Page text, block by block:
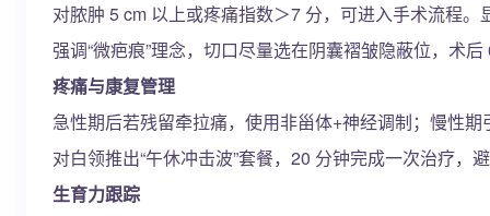
对脓肿 5 cm 以上或疼痛指数＞7 分，可进入手术流程
强调“微疤痕”理念，切口尽量选在阴囊褶皱隐蔽位，术
疼痛与康复管理
急性期后若残留牵拉痛，使用非甾体+神经调制；慢性
对白领推出“午休冲击波”套餐，20 分钟完成一次治疗，
生育力跟踪